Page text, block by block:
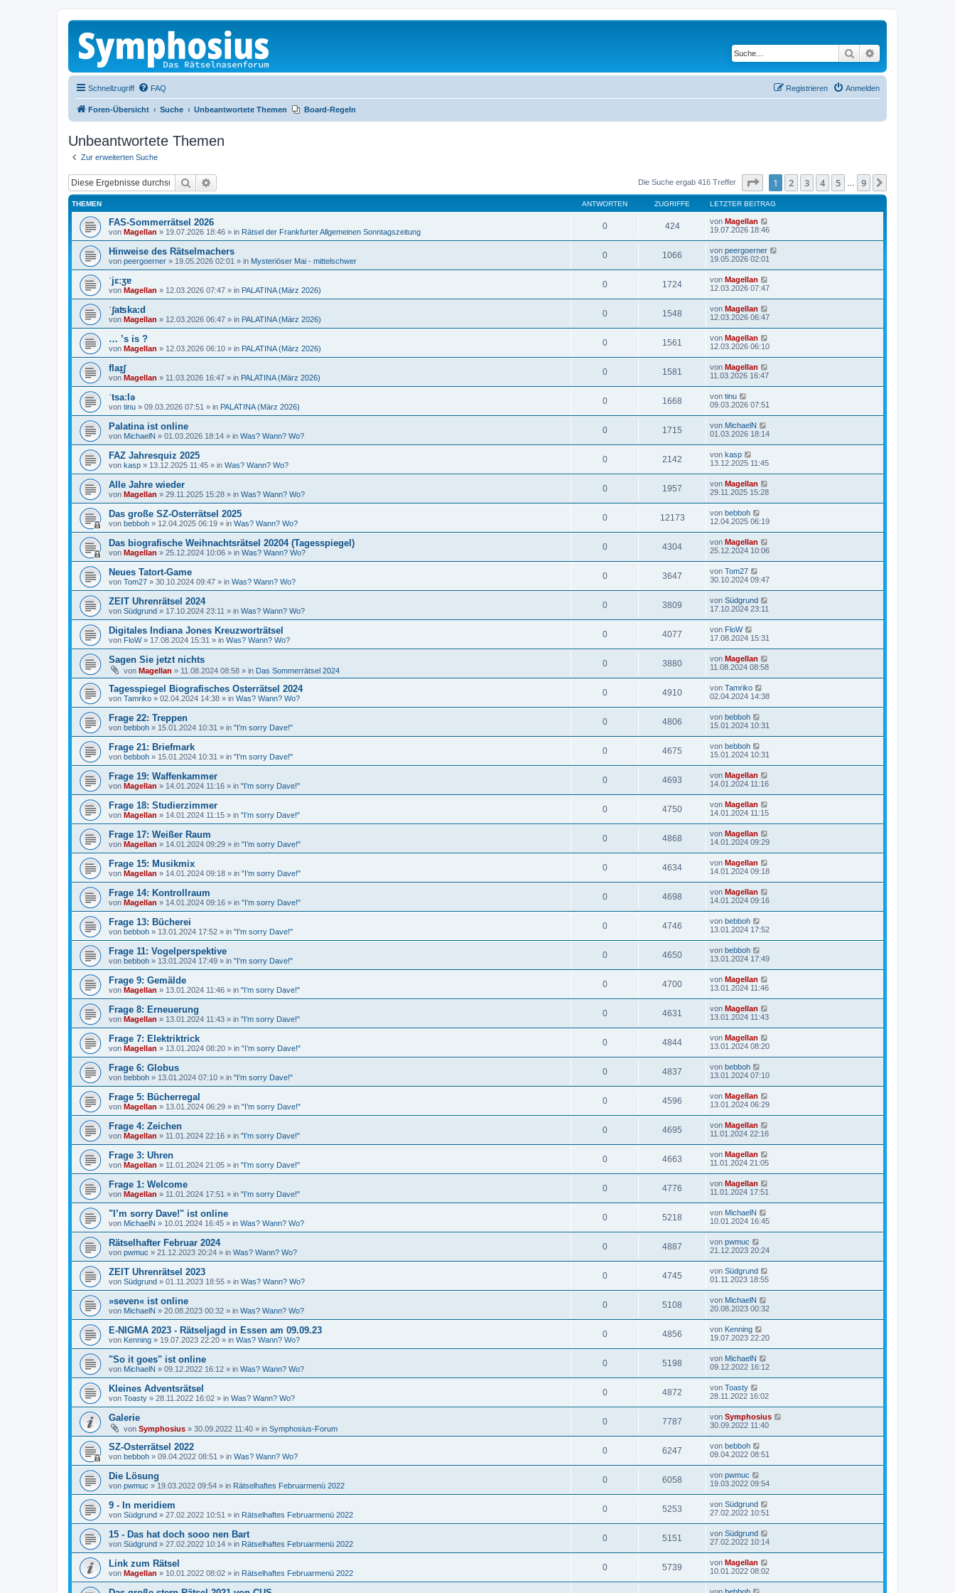
Suche
Schnellzugriff FAQ Anmelden
Registrieren
Foren-Übersicht Suche Unbeantwortete Themen Board-Regeln
Unbeantwortete Themen
Zur erweiterten Suche
Suche Die Suche ergab 416 Treffer Seite von9
1 2 3 4 5 9
THEMEN ANTWORTEN ZUGRIFFE LETZTER BEITRAG
FAS-Sommerrätsel 2026
von Magellan » 19.07.2026 18:46 » in Rätsel der Frankfurter Allgemeinen Sonntagszeitung
0 424 von Magellan
19.07.2026 18:46
Hinweise des Rätselmachers
von peergoerner » 19.05.2026 02:01 » in Mysteriöser Mai - mittelschwer
0 1066 von peergoerner
19.05.2026 02:01
ˈjɛːʒɐ
von Magellan » 12.03.2026 07:47 » in PALATINA (März 2026)
0 1724 von Magellan
12.03.2026 07:47
ˈʃaʦka:d
von Magellan » 12.03.2026 06:47 » in PALATINA (März 2026)
0 1548 von Magellan
12.03.2026 06:47
… ’s is ?
von Magellan » 12.03.2026 06:10 » in PALATINA (März 2026)
0 1561 von Magellan
12.03.2026 06:10
flaɪ̯ʃ
von Magellan » 11.03.2026 16:47 » in PALATINA (März 2026)
0 1581 von Magellan
11.03.2026 16:47
ˈtsaːlə
von tinu » 09.03.2026 07:51 » in PALATINA (März 2026)
0 1668 von tinu
09.03.2026 07:51
Palatina ist online
von MichaelN » 01.03.2026 18:14 » in Was? Wann? Wo?
0 1715 von MichaelN
01.03.2026 18:14
FAZ Jahresquiz 2025
von kasp » 13.12.2025 11:45 » in Was? Wann? Wo?
0 2142 von kasp
13.12.2025 11:45
Alle Jahre wieder
von Magellan » 29.11.2025 15:28 » in Was? Wann? Wo?
0 1957 von Magellan
29.11.2025 15:28
Das große SZ-Osterrätsel 2025
von bebboh » 12.04.2025 06:19 » in Was? Wann? Wo?
0 12173 von bebboh
12.04.2025 06:19
Das biografische Weihnachtsrätsel 20204 (Tagesspiegel)
von Magellan » 25.12.2024 10:06 » in Was? Wann? Wo?
0 4304 von Magellan
25.12.2024 10:06
Neues Tatort-Game
von Tom27 » 30.10.2024 09:47 » in Was? Wann? Wo?
0 3647 von Tom27
30.10.2024 09:47
ZEIT Uhrenrätsel 2024
von Südgrund » 17.10.2024 23:11 » in Was? Wann? Wo?
0 3809 von Südgrund
17.10.2024 23:11
Digitales Indiana Jones Kreuzworträtsel
von FloW» 17.08.2024 15:31 » in Was? Wann? Wo?
0 4077 von FloW
17.08.2024 15:31
Sagen Sie jetzt nichts
von Magellan » 11.08.2024 08:58 » in Das Sommerrätsel 2024
0 3880 von Magellan
11.08.2024 08:58
Tagesspiegel Biografisches Osterrätsel 2024
von Tamriko » 02.04.2024 14:38 » in Was? Wann? Wo?
0 4910 von Tamriko
02.04.2024 14:38
Frage 22: Treppen
von bebboh » 15.01.2024 10:31 » in "I’m sorry Dave!"
0 4806 von bebboh
15.01.2024 10:31
Frage 21: Briefmark
von bebboh » 15.01.2024 10:31 » in "I’m sorry Dave!"
0 4675 von bebboh
15.01.2024 10:31
Frage 19: Waffenkammer
von Magellan » 14.01.2024 11:16 » in "I’m sorry Dave!"
0 4693 von Magellan
14.01.2024 11:16
Frage 18: Studierzimmer
von Magellan » 14.01.2024 11:15 » in "I’m sorry Dave!"
0 4750 von Magellan
14.01.2024 11:15
Frage 17: Weißer Raum
von Magellan » 14.01.2024 09:29 » in "I’m sorry Dave!"
0 4868 von Magellan
14.01.2024 09:29
Frage 15: Musikmix
von Magellan » 14.01.2024 09:18 » in "I’m sorry Dave!"
0 4634 von Magellan
14.01.2024 09:18
Frage 14: Kontrollraum
von Magellan » 14.01.2024 09:16 » in "I’m sorry Dave!"
0 4698 von Magellan
14.01.2024 09:16
Frage 13: Bücherei
von bebboh » 13.01.2024 17:52 » in "I’m sorry Dave!"
0 4746 von bebboh
13.01.2024 17:52
Frage 11: Vogelperspektive
von bebboh » 13.01.2024 17:49 » in "I’m sorry Dave!"
0 4650 von bebboh
13.01.2024 17:49
Frage 9: Gemälde
von Magellan » 13.01.2024 11:46 » in "I’m sorry Dave!"
0 4700 von Magellan
13.01.2024 11:46
Frage 8: Erneuerung
von Magellan » 13.01.2024 11:43 » in "I’m sorry Dave!"
0 4631 von Magellan
13.01.2024 11:43
Frage 7: Elektriktrick
von Magellan » 13.01.2024 08:20 » in "I’m sorry Dave!"
0 4844 von Magellan
13.01.2024 08:20
Frage 6: Globus
von bebboh » 13.01.2024 07:10 » in "I’m sorry Dave!"
0 4837 von bebboh
13.01.2024 07:10
Frage 5: Bücherregal
von Magellan » 13.01.2024 06:29 » in "I’m sorry Dave!"
0 4596 von Magellan
13.01.2024 06:29
Frage 4: Zeichen
von Magellan » 11.01.2024 22:16 » in "I’m sorry Dave!"
0 4695 von Magellan
11.01.2024 22:16
Frage 3: Uhren
von Magellan » 11.01.2024 21:05 » in "I’m sorry Dave!"
0 4663 von Magellan
11.01.2024 21:05
Frage 1: Welcome
von Magellan » 11.01.2024 17:51 » in "I’m sorry Dave!"
0 4776 von Magellan
11.01.2024 17:51
"I’m sorry Dave!" ist online
von MichaelN » 10.01.2024 16:45 » in Was? Wann? Wo?
0 5218 von MichaelN
10.01.2024 16:45
Rätselhafter Februar 2024
von pwmuc » 21.12.2023 20:24 » in Was? Wann? Wo?
0 4887 von pwmuc
21.12.2023 20:24
ZEIT Uhrenrätsel 2023
von Südgrund » 01.11.2023 18:55 » in Was? Wann? Wo?
0 4745 von Südgrund
01.11.2023 18:55
»seven« ist online
von MichaelN » 20.08.2023 00:32 » in Was? Wann? Wo?
0 5108 von MichaelN
20.08.2023 00:32
E-NIGMA 2023 - Rätseljagd in Essen am 09.09.23
von Kenning » 19.07.2023 22:20 » in Was? Wann? Wo?
0 4856 von Kenning
19.07.2023 22:20
"So it goes" ist online
von MichaelN » 09.12.2022 16:12 » in Was? Wann? Wo?
0 5198 von MichaelN
09.12.2022 16:12
Kleines Adventsrätsel
von Toasty » 28.11.2022 16:02 » in Was? Wann? Wo?
0 4872 von Toasty
28.11.2022 16:02
Galerie
von Symphosius » 30.09.2022 11:40 » in Symphosius-Forum
0 7787 von Symphosius
30.09.2022 11:40
SZ-Osterrätsel 2022
von bebboh » 09.04.2022 08:51 » in Was? Wann? Wo?
0 6247 von bebboh
09.04.2022 08:51
Die Lösung
von pwmuc » 19.03.2022 09:54 » in Rätselhaftes Februarmenü 2022
0 6058 von pwmuc
19.03.2022 09:54
9 - In meridiem
von Südgrund » 27.02.2022 10:51 » in Rätselhaftes Februarmenü 2022
0 5253 von Südgrund
27.02.2022 10:51
15 - Das hat doch sooo nen Bart
von Südgrund » 27.02.2022 10:14 » in Rätselhaftes Februarmenü 2022
0 5151 von Südgrund
27.02.2022 10:14
Link zum Rätsel
von Magellan » 10.01.2022 08:02 » in Rätselhaftes Februarmenü 2022
0 5739 von Magellan
10.01.2022 08:02
von bebboh